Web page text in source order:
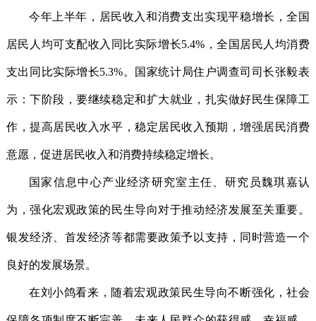
今年上半年，居民收入和消费支出实现平稳增长，全国
居民人均可支配收入同比实际增长5.4%，全国居民人均消费
支出同比实际增长5.3%。国家统计局住户调查司司长张毅表
示：下阶段，要继续稳定和扩大就业，扎实做好民生保障工
作，提高居民收入水平，稳定居民收入预期，增强居民消费
意愿，促进居民收入和消费持续稳定增长。
国家信息中心产业经济研究室主任、研究员魏琪嘉认
为，强化宏观政策的民生导向对于推动经济发展至关重要。
银发经济、首发经济等都需要政策予以支持，同时营造一个
良好的发展场景。
在刘小鸽看来，随着宏观政策民生导向不断强化，社会